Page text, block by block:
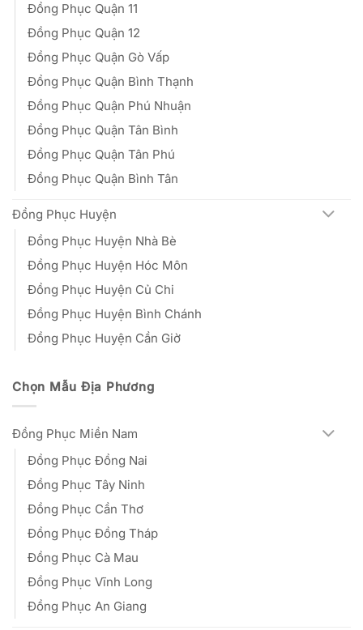
Đồng Phục Quận 11
Đồng Phục Quận 12
Đồng Phục Quận Gò Vấp
Đồng Phục Quận Bình Thạnh
Đồng Phục Quận Phú Nhuận
Đồng Phục Quận Tân Bình
Đồng Phục Quận Tân Phú
Đồng Phục Quận Bình Tân
Đồng Phục Huyện
Đồng Phục Huyện Nhà Bè
Đồng Phục Huyện Hóc Môn
Đồng Phục Huyện Củ Chi
Đồng Phục Huyện Bình Chánh
Đồng Phục Huyện Cần Giờ
Chọn Mẫu Địa Phương
Đồng Phục Miền Nam
Đồng Phục Đồng Nai
Đồng Phục Tây Ninh
Đồng Phục Cần Thơ
Đồng Phục Đồng Tháp
Đồng Phục Cà Mau
Đồng Phục Vĩnh Long
Đồng Phục An Giang